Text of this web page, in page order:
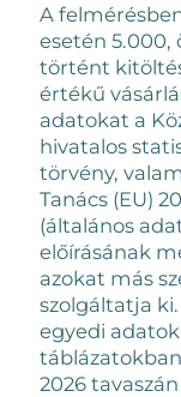
A
esetén 5.000,
történt
értékű
adatokat a
hivatalos
törvény,
Tanács (EU)
(általános
előírásának
azokat más
szolgáltatja
egyedi
2026